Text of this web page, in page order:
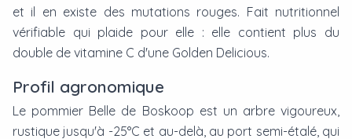
et il en existe des mutations rouges. Fait nutritionnel
vérifiable qui plaide pour elle : elle contient plus du
double de vitamine C d'une Golden Delicious.
Profil agronomique
Le pommier Belle de Boskoop est un arbre vigoureux,
rustique jusqu'à -25°C et au-delà, au port semi-étalé, qui